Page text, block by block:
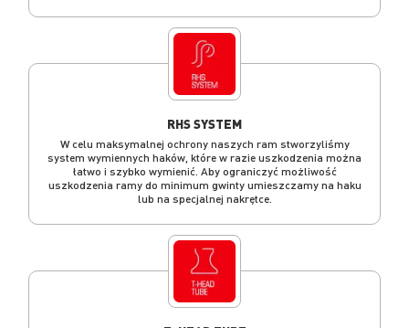
RHS SYSTEM
W celu maksymalnej ochrony naszych ram stworzyliśmy
system wymiennych haków, które w razie uszkodzenia można
łatwo i szybko wymienić. Aby ograniczyć możliwość
uszkodzenia ramy do minimum gwinty umieszczamy na haku
lub na specjalnej nakrętce.